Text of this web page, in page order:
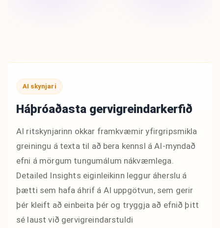
AI skynjari
Háþróaðasta gervigreindarkerfið
AI ritskynjarinn okkar framkvæmir yfirgripsmikla
greiningu á texta til að bera kennsl á AI-myndað
efni á mörgum tungumálum nákvæmlega.
Detailed Insights eiginleikinn leggur áherslu á
þætti sem hafa áhrif á AI uppgötvun, sem gerir
þér kleift að einbeita þér og tryggja að efnið þitt
sé laust við gervigreindarstuldi